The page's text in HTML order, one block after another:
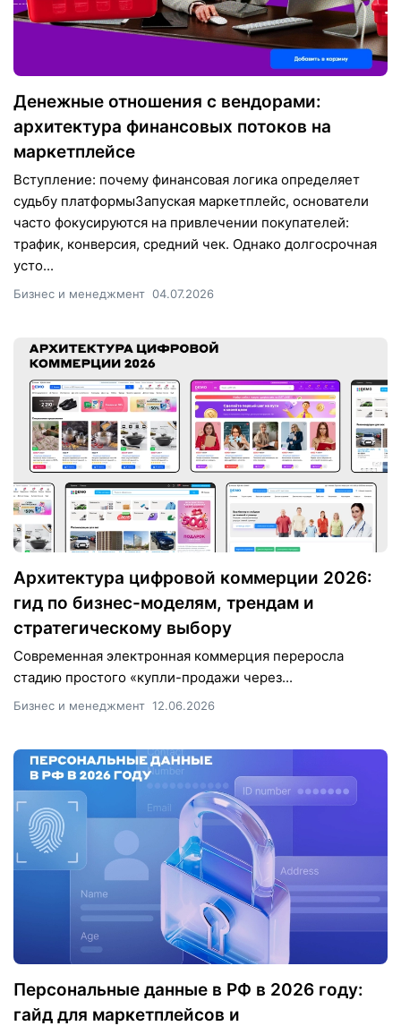
Денежные отношения с вендорами:
архитектура финансовых потоков на
маркетплейсе
Вступление: почему финансовая логика определяет
судьбу платформыЗапуская маркетплейс, основатели
часто фокусируются на привлечении покупателей:
трафик, конверсия, средний чек. Однако долгосрочная
усто...
Бизнес и менеджмент 04.07.2026
Архитектура цифровой коммерции 2026:
гид по бизнес-моделям, трендам и
стратегическому выбору
Современная электронная коммерция переросла
стадию простого «купли-продажи через...
Бизнес и менеджмент 12.06.2026
Персональные данные в РФ в 2026 году:
гайд для маркетплейсов и